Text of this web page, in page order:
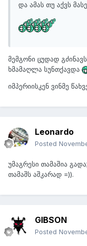
და ამას თუ აქვს
მემგონი ცუდად გძინავს
ხმამაღლა სუნთქავდა
იმპერიისკენ ვინმე
Leonardo
Posted
უმაგრესი თამაშია
თამაშს აშკარად =)).
GIBSON
Posted